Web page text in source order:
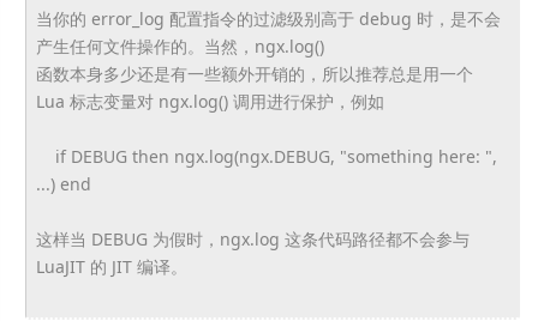
当你的 error_log 配置指令的过滤级别高于 debug 时，是不会
产生任何文件操作的。当然，ngx.log()
函数本身多少还是有一些额外开销的，所以推荐总是用一个
Lua 标志变量对 ngx.log() 调用进行保护，例如
if DEBUG then ngx.log(ngx.DEBUG, "something here: ",
...) end
这样当 DEBUG 为假时，ngx.log 这条代码路径都不会参与
LuaJIT 的 JIT 编译。